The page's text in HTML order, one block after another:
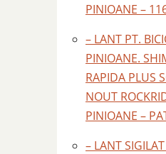
PINIOANE –
– LANT PT.
PINIOANE.
RAPIDA PLUS
NOUT
PINIOANE –
– LANT